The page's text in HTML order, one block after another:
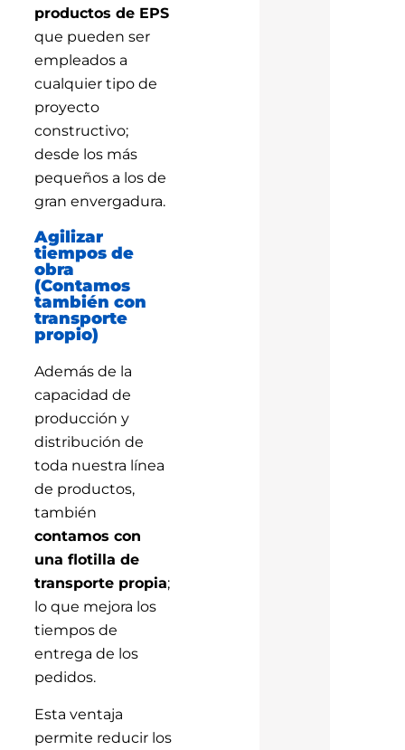
productos de EPS
que pueden ser
empleados a
cualquier tipo de
proyecto
constructivo;
desde los más
pequeños a los de
gran envergadura.
Agilizar
tiempos de
obra
(Contamos
también con
transporte
propio)
Además de la
capacidad de
producción y
distribución de
toda nuestra línea
de productos,
también
contamos con
una flotilla de
transporte propia;
lo que mejora los
tiempos de
entrega de los
pedidos.
Esta ventaja
permite reducir los